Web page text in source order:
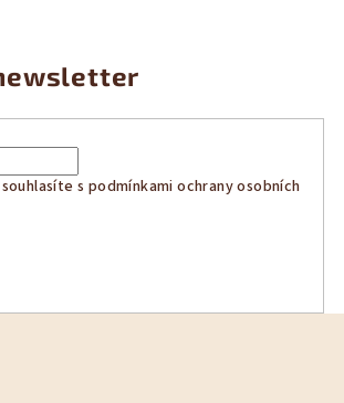
s podmínkami ochrany osobních